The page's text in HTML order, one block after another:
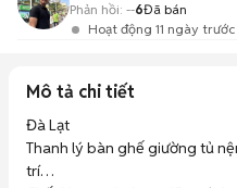
Hoạt động 11 ngày trước
Phản hồi: --6Đã bán
Mô tả chi tiết
Đà Lạt
Thanh lý bàn ghế giường tủ
trí…